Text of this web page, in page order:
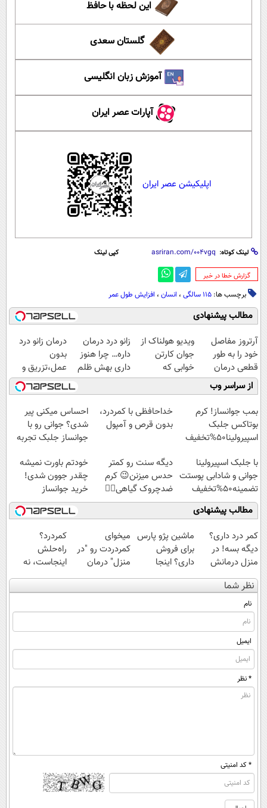
این لحظه با حافظ
گلستان سعدی
آموزش زبان انگلیسی
آپارات عصر ایران
اپلیکیشن عصر ایران
لینک کوتاه: کپی لینک
‌گزارش خطا در خبر
برچسب ها: ۱۱۵ سالگی ، انسان ، افزایش طول عمر
مطالب پیشنهادی
آرتروز مفاصل
خود را به طور
قطعی درمان
کنید!
◗پرسش‌نامه◖
ویدیو هولناک از
جوان کارتن
خوابی که
میلیاردر شد.
آموزش رایگان
زانو درد درمان
داره… چرا هنوز
داری بهش ظلم
می‌کنی؟
درمان زانو درد
بدون
عمل،تزریق و
دارو
(◂پرسش‌نامه)
از سراسر وب
بمب جوانساز! کرم
بوتاکس جلبک
اسپیرولینا50%تخفیف
خداحافظی با کمردرد،
بدون قرص و آمپول
احساس میکنی پیر
شدی؟ جوانی رو با
جوانساز جلبک تجربه
با جلبک اسپیرولینا
جوانی و شادابی پوستت
تضمینه50%تخفیف
دیگه سنت رو کمتر
حدس میزنن😉 کرم
ضدچروک گیاهی👈🏻
45%تخفیف
خودتم باورت نمیشه
چقدر جوون شدی!
خرید جوانساز
اسپیرولینا با تخفیف
ویژه
مطالب پیشنهادی
کمر درد داری؟
دیگه بسه! در
منزل درمانش
کن
(◀پرسش‌نامه)
ماشین پژو پارس
برای فروش
داری؟ اینجا
سریع بفروشش
میخوای
کمردردت رو "در
منزل" درمان
کنی؟ (◂فیلم +
◂پرسش‌نامه)
کمردرد؟
راه‌حلش
اینجاست، نه
توی داروخونه
نظر شما
نام
ایمیل
* نظر
* کد امنیتی